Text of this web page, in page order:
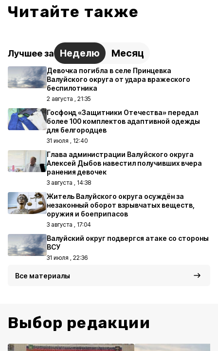
Читайте также
Лучшее за Неделю Месяц
Девочка погибла в селе Принцевка
Валуйского округа от удара вражеского
беспилотника
2 августа , 21:35
Госфонд «Защитники Отечества» передал
более 100 комплектов адаптивной одежды
для белгородцев
31 июля , 12:40
Глава администрации Валуйского округа
Алексей Дыбов навестил получивших вчера
ранения девочек
3 августа , 14:38
Житель Валуйского округа осуждён за
незаконный оборот взрывчатых веществ,
оружия и боеприпасов
3 августа , 17:04
Валуйский округ подвергся атаке со стороны
ВСУ
31 июля , 22:36
Все материалы
Выбор редакции